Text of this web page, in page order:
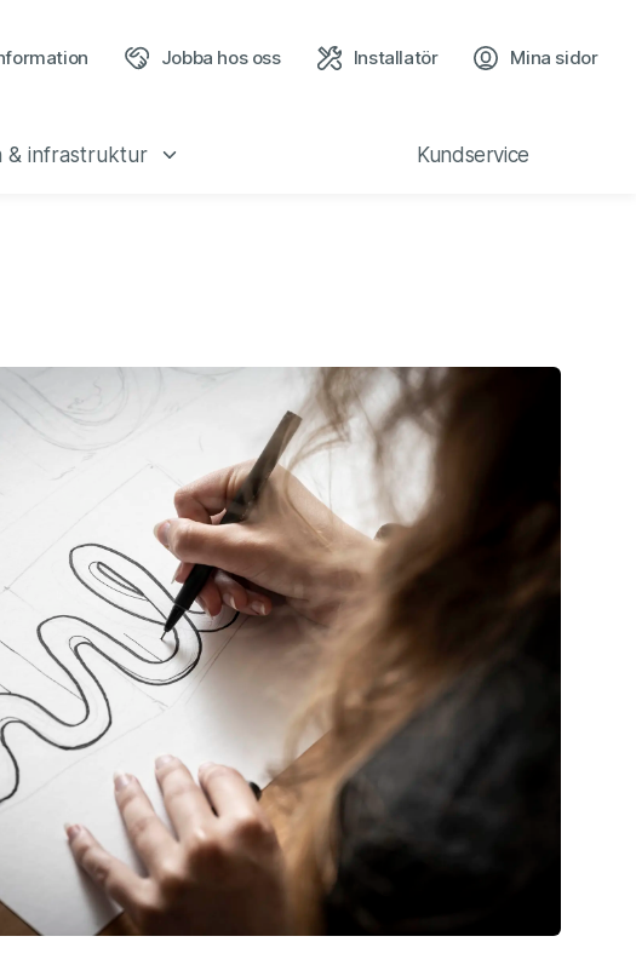
Jobba hos oss Installatör
Mina sidor
& infrastruktur Kundservice